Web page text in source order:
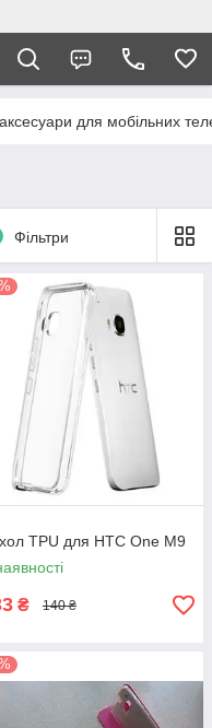
для мобільних
Фільтри
TPU для HTC One M9
₴ 140 ₴